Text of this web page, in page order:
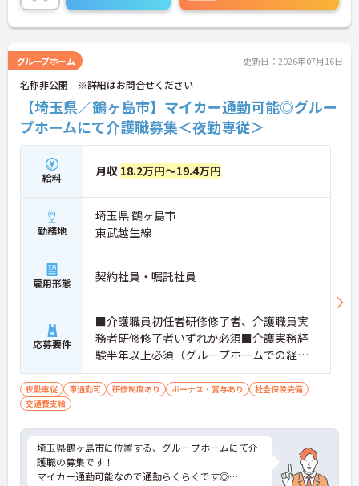
者研修や実務者研修の方も食事介助や入浴介助など
の生活を支えるケアに専念できる環境です。多職種
連携の体制がしっかりと整っています。働き方の面
では、夜勤明けの翌日が原則として公休となるほ
か、月平均の残業時間も5時間から7時間程度とかな
り少なめです。常勤スタッフの比率が90パーセント
を超えているため急な勤務変更が発生しにくく、あ
らかじめ決められた訪問予定表に沿って規則正しく
働けます。入職後は現場スタッフによるお一人おひ
とりに合わせた個別のOJT研修が実施されます。eラ
ーニングも導入されており、多職種と連携しながら
専門性を着実に深めていける環境が用意されていま
★おすすめPOINT★
のＯＪＴ研修を実施し、ｅラーニングを用いた学習
の機会も提供されます
・施設内には看護師が24時間常駐しており、急変時
の対応や専門的な医療処置は看護師が担当するため
負担が減ります
・介護スタッフと看護スタッフの比率が1対1で相談
しやすく、初任者研修や実務者研修からでも着実に
専門性を高められます
＜残業月7時間以下で身体の負担を軽減！＞
・常勤で働くスタッフの比率が90パーセント以上と
にくい人員体制です
・訪問スケジュールに沿って施設内でのケアを行う
ため、月平均の残業時間は5時間から7時間程度とか
なり少なめに抑えられます
グループホーム 更新日：2026年07月16日
名称非公開 ※詳細はお問合せください
【埼玉県／鶴ヶ島市】マイカー通勤可能◎グルー
プホームにて介護職募集＜夜勤専従＞
給料 月収 18.2万円～19.4万円
勤務地
埼玉県 鶴ヶ島市
東武越生線
雇用形態 契約社員・嘱託社員
応募要件
■介護職員初任者研修修了者、介護職員実
務者研修修了者いずれか必須■介護実務経
験半年以上必須（グループホームでの経験
は問いません）■スマートフォンでのデー
タ入力が必須となります
夜勤専従 車通勤可 研修制度あり ボーナス・賞与あり
社会保険完備
交通費支給
埼玉県鶴ヶ島市に位置する、グループホームにて介
護職の募集です！
マイカー通勤可能なので通勤らくらくです◎